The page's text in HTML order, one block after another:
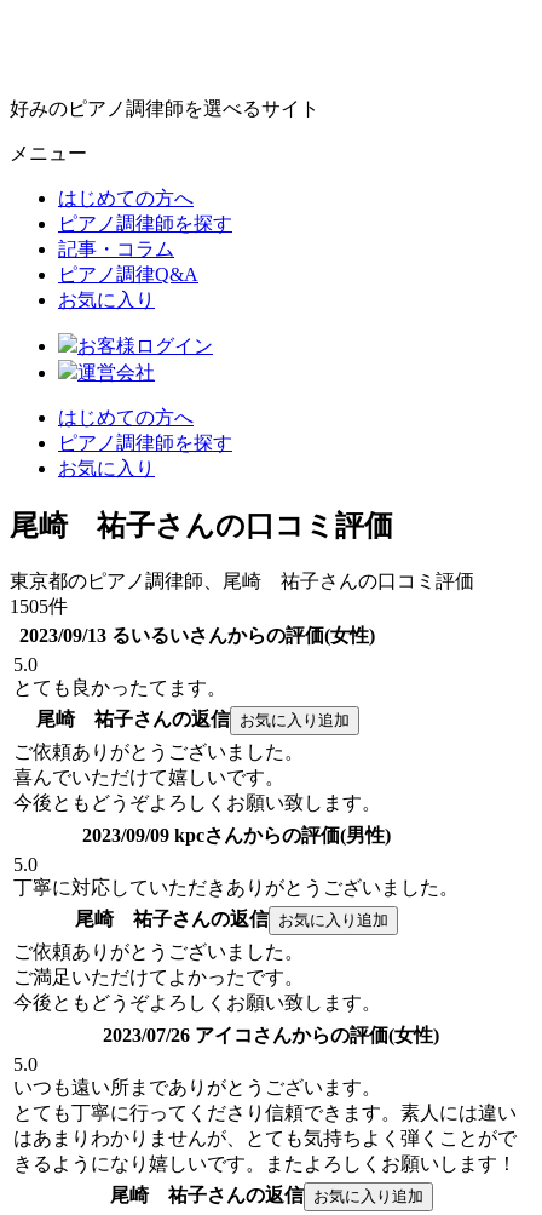
好みのピアノ調律師を選べるサイト
メニュー
はじめての方へ
ピアノ調律師を探す
記事・コラム
ピアノ調律Q&A
お気に入り
お客様ログイン
運営会社
はじめての方へ
ピアノ調律師を探す
お気に入り
尾崎 祐子さんの口コミ評価
東京都のピアノ調律師、尾崎 祐子さんの口コミ評価
1505件
2023/09/13 るいるいさんからの評価(女性)
5.0
とても良かったてます。
尾崎 祐子さんの返信
ご依頼ありがとうございました。
喜んでいただけて嬉しいです。
今後ともどうぞよろしくお願い致します。
2023/09/09 kpcさんからの評価(男性)
5.0
丁寧に対応していただきありがとうございました。
尾崎 祐子さんの返信
ご依頼ありがとうございました。
ご満足いただけてよかったです。
今後ともどうぞよろしくお願い致します。
2023/07/26 アイコさんからの評価(女性)
5.0
いつも遠い所までありがとうございます。
とても丁寧に行ってくださり信頼できます。素人には違い
はあまりわかりませんが、とても気持ちよく弾くことがで
きるようになり嬉しいです。またよろしくお願いします！
尾崎 祐子さんの返信